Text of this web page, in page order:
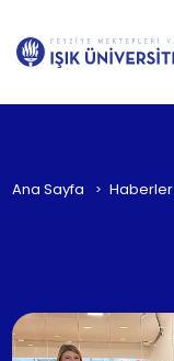
Ana Sayfa Haberler